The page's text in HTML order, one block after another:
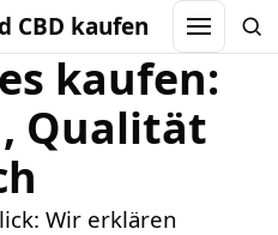
CBD kaufen Menu
kaufen:
Qualität
Wir erklären